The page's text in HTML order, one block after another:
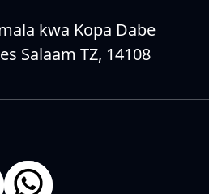
kwa Kopa Dabe
Salaam TZ, 14108